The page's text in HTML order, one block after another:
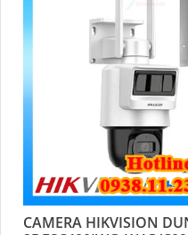
CAMERA HIKVISION